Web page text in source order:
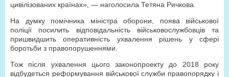
цивілізованих країнах», — наголосила Тетяна Ричкова.
На думку помічника міністра оборони, поява військової
поліції посилить відповідальність військовослужбовців та
пришвидшить оперативність ухвалення рішень у сфері
боротьби з правопорушеннями.
Тож після ухвалення цього законопроекту до 2018 року
відбудеться реформування військової служби правопорядку і